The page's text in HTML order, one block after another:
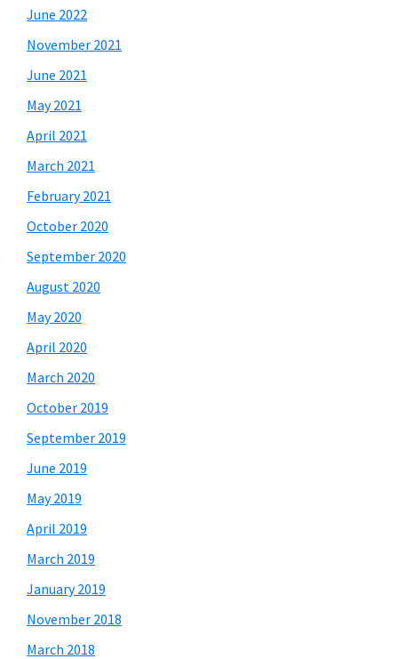
June 2022
November 2021
June 2021
May 2021
April 2021
March 2021
February 2021
October 2020
September 2020
August 2020
May 2020
April 2020
March 2020
October 2019
September 2019
June 2019
May 2019
April 2019
March 2019
January 2019
November 2018
March 2018